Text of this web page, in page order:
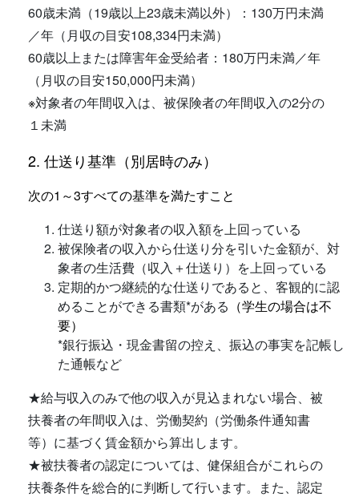
60歳未満（19歳以上23歳未満以外）：130万円未満
／年（月収の目安108,334円未満）
60歳以上または障害年金受給者：180万円未満／年
（月収の目安150,000円未満）
※対象者の年間収入は、被保険者の年間収入の2分の
１未満
2. 仕送り基準（別居時のみ）
次の1～3すべての基準を満たすこと
仕送り額が対象者の収入額を上回っている
被保険者の収入から仕送り分を引いた金額が、対
象者の生活費（収入＋仕送り）を上回っている
定期的かつ継続的な仕送りであると、客観的に認
めることができる書類*がある （学生の場合は不
要）
*銀行振込・現金書留の控え、振込の事実を記帳し
た通帳など
★給与収入のみで他の収入が見込まれない場合、被
扶養者の年間収入は、労働契約（労働条件通知書
等）に基づく賃金額から算出します。
★被扶養者の認定については、健保組合がこれらの
扶養条件を総合的に判断して行います。また、認定